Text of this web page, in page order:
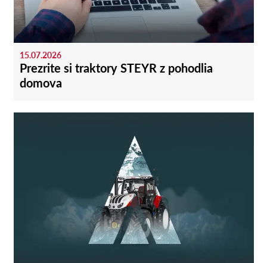
15.07.2026
Prezrite si traktory STEYR z pohodlia
domova